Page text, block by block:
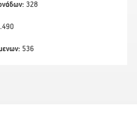
328
536